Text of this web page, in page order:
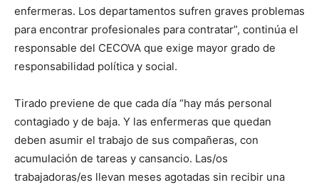
enfermeras. Los departamentos sufren graves problemas
para encontrar profesionales para contratar”, continúa el
responsable del CECOVA que exige mayor grado de
responsabilidad política y social.
Tirado previene de que cada día “hay más personal
contagiado y de baja. Y las enfermeras que quedan
deben asumir el trabajo de sus compañeras, con
acumulación de tareas y cansancio. Las/os
trabajadoras/es llevan meses agotadas sin recibir una